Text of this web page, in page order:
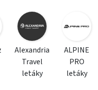
Alexandria
Travel
letáky
ALPINE
PRO
letáky